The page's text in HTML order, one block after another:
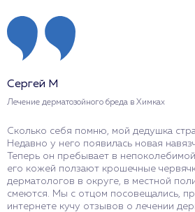
Сергей М
Лечение дерматозойного бреда в Химках
Сколько себя помню, мой дедушка
Недавно у него появилась новая
Теперь он пребывает в
его кожей ползают крошечные
дерматологов в округе, в местной
смеются. Мы с отцом посовещались,
интернете кучу отзывов о лечении